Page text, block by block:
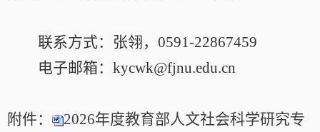
联系方式：张翎， 0591-22867459
电子邮箱： kycwk@fjnu.edu.cn
附件：
2026年度教育部人文社会科学研究专